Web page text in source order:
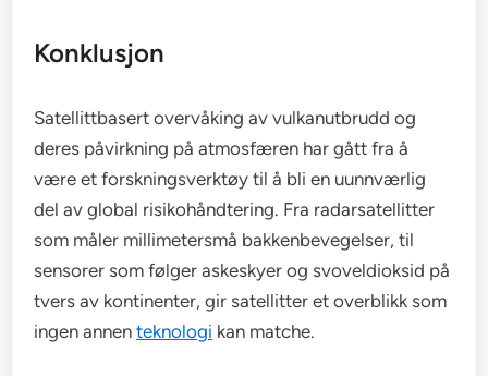
Konklusjon
Satellittbasert overvåking av vulkanutbrudd og
deres påvirkning på atmosfæren har gått fra å
være et forskningsverktøy til å bli en uunnværlig
del av global risikohåndtering. Fra radarsatellitter
som måler millimetersmå bakkenbevegelser, til
sensorer som følger askeskyer og svoveldioksid på
tvers av kontinenter, gir satellitter et overblikk som
ingen annenteknologi kan matche.